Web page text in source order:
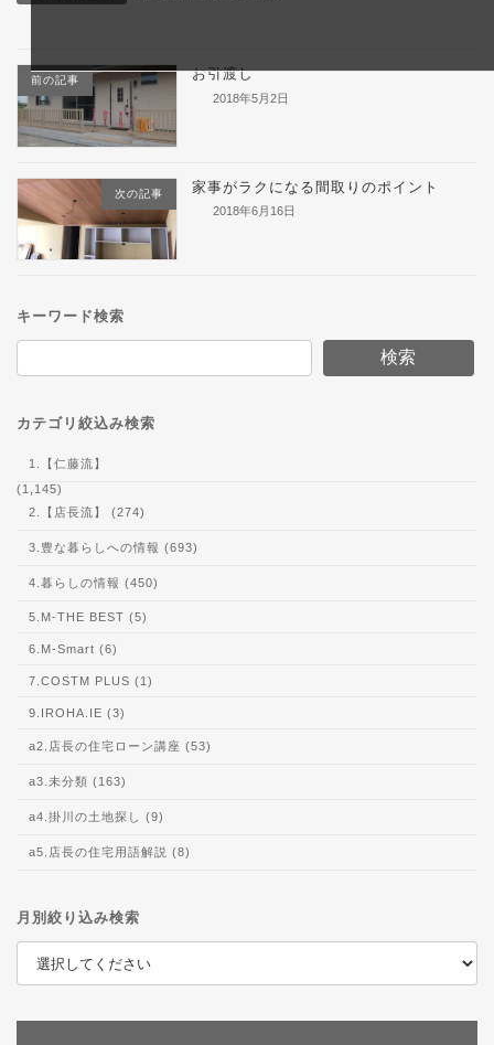
前の記事 お引渡し
2018年5月2日
次の記事 家事がラクになる間取りのポイント
2018年6月16日
キーワード検索
検索
カテゴリ絞込み検索
1.【仁藤流】
(1,145)
2.【店長流】 (274)
3.豊な暮らしへの情報 (693)
4.暮らしの情報 (450)
5.M-THE BEST (5)
6.M-Smart (6)
7.COSTM PLUS (1)
9.IROHA.IE (3)
a2.店長の住宅ローン講座 (53)
a3.未分類 (163)
a4.掛川の土地探し (9)
a5.店長の住宅用語解説 (8)
月別絞り込み検索